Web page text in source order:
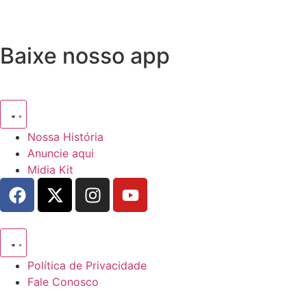
Baixe nosso app
Nossa História
Anuncie aqui
Midia Kit
Política de Privacidade
Fale Conosco